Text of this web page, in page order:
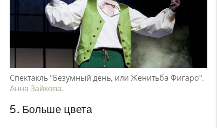
Спектакль "Безумный день, или Женитьба Фигаро".
Анна Зайкова.
5. Больше цвета